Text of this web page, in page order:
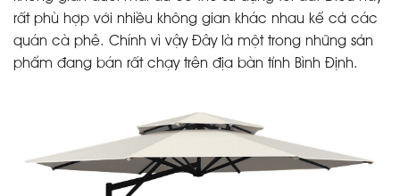
rất phù hợp với nhiều không gian khác nhau kể cả các
quán cà phê. Chính vì vậy Đây là một trong những sản
phẩm đang bán rất chạy trên địa bàn tỉnh Bình Định.